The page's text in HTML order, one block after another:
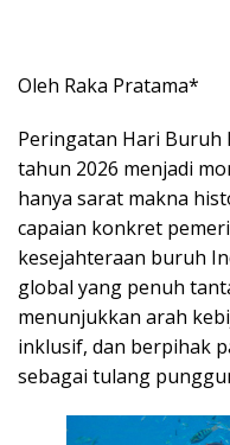
Oleh Raka Pratama*
Peringatan Hari Buruh
tahun 2026 menjadi
hanya sarat makna
capaian konkret
kesejahteraan buruh
global yang penuh
menunjukkan arah
inklusif, dan berpihak
sebagai tulang